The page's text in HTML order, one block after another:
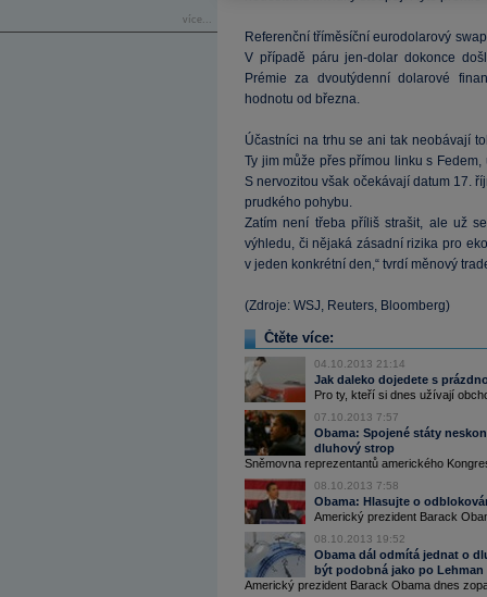
více...
Referenční tříměsíční eurodolarový
V případě páru jen-dolar dokonce
Prémie za dvoutýdenní dolarové
hodnotu od března.
Účastníci na trhu se ani tak neobávají
Ty jim může přes přímou linku s
S nervozitou však očekávají datum 17.
prudkého pohybu.
Zatím není třeba příliš strašit, ale už
výhledu, či nějaká zásadní rizika pro
v jeden konkrétní den,“ tvrdí měnový
(Zdroje: WSJ, Reuters, Bloomberg)
Čtěte více:
04.10.2013 21:14
Jak daleko dojedete s
Pro ty, kteří si dnes užívají
07.10.2013 7:57
Obama: Spojené státy
dluhový strop
Sněmovna reprezentantů amerického
08.10.2013 7:58
Obama: Hlasujte o
Americký prezident Barack
08.10.2013 19:52
Obama dál odmítá jednat o
být podobná jako po Lehman
Americký prezident Barack Obama dnes